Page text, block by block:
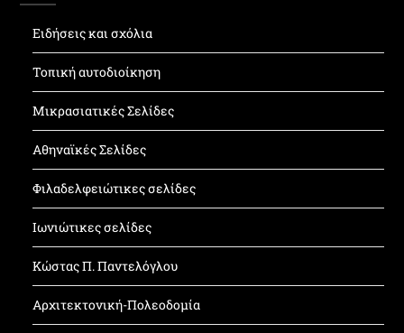
Ειδήσεις και σχόλια
Τοπική αυτοδιοίκηση
Μικρασιατικές Σελίδες
Αθηναϊκές Σελίδες
Φιλαδελφειώτικες σελίδες
Ιωνιώτικες σελίδες
Κώστας Π. Παντελόγλου
Αρχιτεκτονική-Πολεοδομία